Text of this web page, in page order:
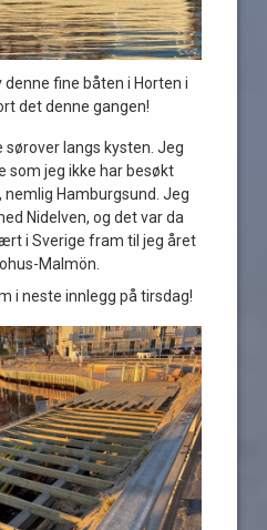
denne fine båten i Horten i
det denne gangen!
sørover langs kysten. Jeg
som jeg ikke har besøkt
nemlig Hamburgsund. Jeg
Nidelven, og det var da
i Sverige fram til jeg året
Malmön.
i neste innlegg på tirsdag!